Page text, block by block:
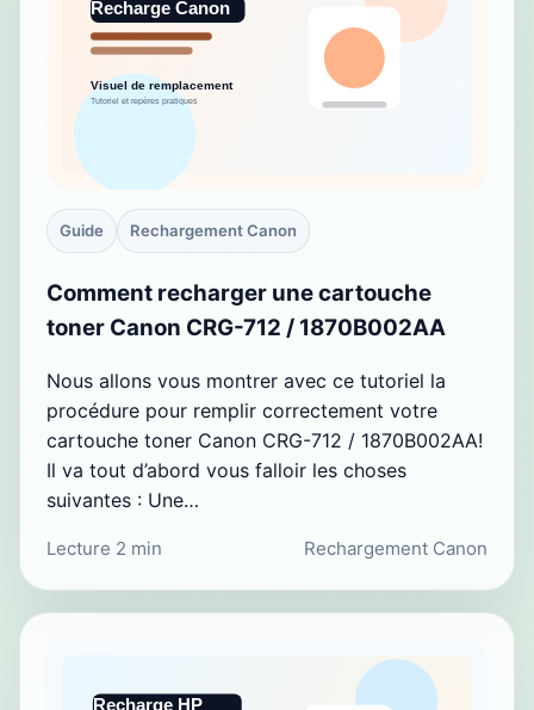
Guide Rechargement Canon
Comment recharger une cartouche
toner Canon CRG-712 / 1870B002AA
Nous allons vous montrer avec ce tutoriel la
procédure pour remplir correctement votre
cartouche toner Canon CRG-712 / 1870B002AA!
Il va tout d’abord vous falloir les choses
suivantes : Une…
Lecture 2 min Rechargement Canon